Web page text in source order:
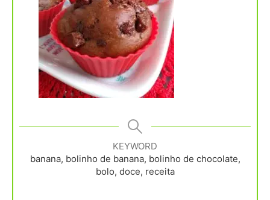
KEYWORD
banana, bolinho de banana, bolinho de chocolate,
bolo, doce, receita